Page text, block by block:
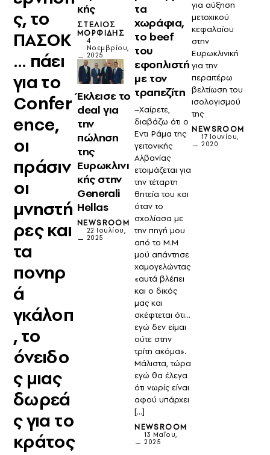
ς, το
ΠΑΣΟΚ
… πάει
για το
Confer
ence,
οι
πράσιν
οι
μνηστή
ρες και
τα
πονηρ
ά
γκάλοπ
, το
όνειδο
ς μιας
δωρεά
ς για το
κράτος
κής
ΣΤΈΛΙΟΣ
ΜΟΡΦΊΔΗΣ
4
Νοεμβρίου,
2025
Έκλεισε το
deal για
την
πώληση
της
Ευρωκλινι
κής στην
Generali
Hellas
NEWSROOM
22 Ιουλίου,
2025
τα
χωράφια,
το beef
του
εφοπλιστή
με τον
τραπεζίτη
–Χαίρετε,
διαβάζω ότι ο
Εντι Ράμα της
γειτονικής
Αλβανίας
ετοιμάζεται για
την τέταρτη
θητεία του και
όταν το
σχολίασα με
την πηγή μου
από το Μ.Μ
μού απάντησε
χαμογελώντας
«αυτά βλέπει
και ο δικός
μας και
σκέφτεται ότι…
εγώ δεν είμαι
ούτε στην
τρίτη ακόμα».
Μάλιστα, τώρα
εγώ θα έλεγα
ότι νωρίς είναι
αφού υπάρχει
[…]
NEWSROOM
13 Μαΐου,
2025
για αύξηση
μετοχικού
κεφαλαίου
στην
Ευρωκλινική
για την
περαιτέρω
βελτίωση του
ισολογισμού
της
NEWSROOM
17 Ιουνίου,
2020